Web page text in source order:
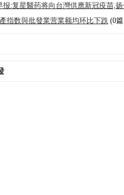
报:复星醫药将向台灣供應新冠疫苗,
指数與批發業营業额均环比下跌(0篇